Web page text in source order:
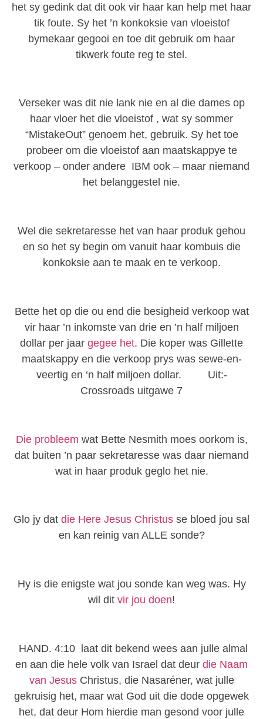
het sy gedink dat dit ook vir haar kan help met haar
tik foute. Sy het ’n konkoksie van vloeistof
bymekaar gegooi en toe dit gebruik om haar
tikwerk foute reg te stel.
Verseker was dit nie lank nie en al die dames op
haar vloer het die vloeistof , wat sy sommer
“MistakeOut” genoem het, gebruik. Sy het toe
probeer om die vloeistof aan maatskappye te
verkoop – onder andere IBM ook – maar niemand
het belanggestel nie.
Wel die sekretaresse het van haar produk gehou
en so het sy begin om vanuit haar kombuis die
konkoksie aan te maak en te verkoop.
Bette het op die ou end die besigheid verkoop wat
vir haar ’n inkomste van drie en ’n half miljoen
dollar per jaar gegee het. Die koper was Gillette
maatskappy en die verkoop prys was sewe-en-
veertig en ‘n half miljoen dollar. Uit:-
Crossroads uitgawe 7
Die probleem wat Bette Nesmith moes oorkom is,
dat buiten ’n paar sekretaresse was daar niemand
wat in haar produk geglo het nie.
Glo jy dat die Here Jesus Christus se bloed jou sal
en kan reinig van ALLE sonde?
Hy is die enigste wat jou sonde kan weg was. Hy
wil dit vir jou doen!
HAND. 4:10 laat dit bekend wees aan julle almal
en aan die hele volk van Israel dat deur die Naam
van JesusChristus, die Nasaréner, wat julle
gekruisig het, maar wat God uit die dode opgewek
het, dat deur Hom hierdie man gesond voor julle